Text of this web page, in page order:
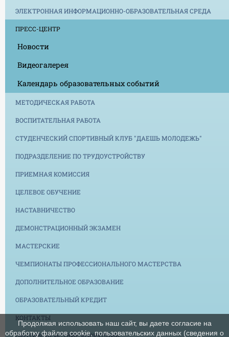
ЭЛЕКТРОННАЯ ИНФОРМАЦИОННО-ОБРАЗОВАТЕЛЬНАЯ СРЕДА
ПРЕСС-ЦЕНТР
Новости
Видеогалерея
Календарь образовательных событий
МЕТОДИЧЕСКАЯ РАБОТА
ВОСПИТАТЕЛЬНАЯ РАБОТА
СТУДЕНЧЕСКИЙ СПОРТИВНЫЙ КЛУБ "ДАЕШЬ МОЛОДЕЖЬ"
ПОДРАЗДЕЛЕНИЕ ПО ТРУДОУСТРОЙСТВУ
ПРИЕМНАЯ КОМИССИЯ
ЦЕЛЕВОЕ ОБУЧЕНИЕ
НАСТАВНИЧЕСТВО
ДЕМОНСТРАЦИОННЫЙ ЭКЗАМЕН
МАСТЕРСКИЕ
ЧЕМПИОНАТЫ ПРОФЕССИОНАЛЬНОГО МАСТЕРСТВА
ДОПОЛНИТЕЛЬНОЕ ОБРАЗОВАНИЕ
ОБРАЗОВАТЕЛЬНЫЙ КРЕДИТ
КОНТАКТЫ
Продолжая использовать наш сайт, вы даете согласие на
обработку файлов cookie, пользовательских данных (сведения о